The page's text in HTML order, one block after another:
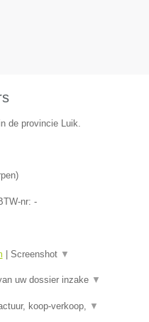
de provincie Luik.
)
nr: -
Screenshot ▼
uw dossier inzake ▼
koop-verkoop, ▼